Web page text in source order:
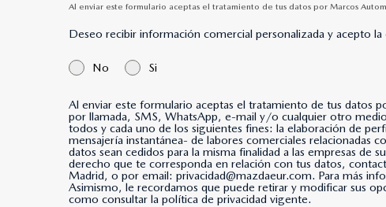
Al enviar este formulario aceptas el tratamiento de tus datos por Marcos
Deseo recibir información comercial personalizada y acepto
No Si
Al enviar este formulario aceptas el tratamiento de tus datos
por llamada, SMS, WhatsApp, e-mail y/o cualquier otro medio de mensajería instantánea. *Al marcar esta casilla, aceptas
todos y cada uno de los siguientes fines: la elaboración de
mensajería instantánea- de labores comerciales
datos sean cedidos para la misma finalidad a las empresas
derecho que te corresponda en relación con tus datos,
Madrid, o por email: privacidad@mazdaeur.com. Para más
Asimismo, le recordamos que puede retirar y modificar sus
como consultar la política de privacidad vigente.